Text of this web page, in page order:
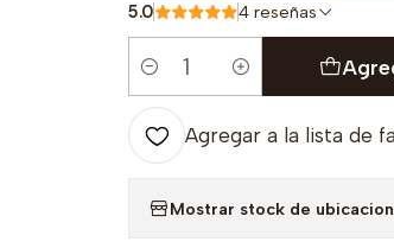
5.0 4 reseñas
Cantidad
Agregar a la lista de
Mostrar stock de